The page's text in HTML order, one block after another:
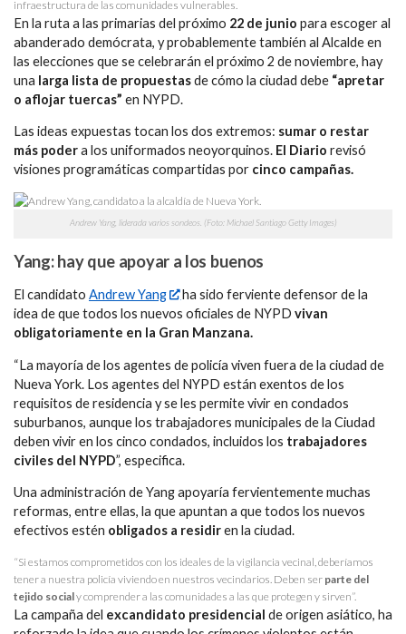
infraestructura de las comunidades vulnerables.
En la ruta a las primarias del próximo 22 de junio para escoger al
abanderado demócrata, y probablemente también al Alcalde en
las elecciones que se celebrarán el próximo 2 de noviembre, hay
una larga lista de propuestasde cómo la ciudad debe “apretar
o aflojar tuercas” en NYPD.
Las ideas expuestas tocan los dos extremos: sumar o restar
más podera los uniformados neoyorquinos. El Diario revisó
visiones programáticas compartidas por cinco campañas.
Andrew Yang, liderada varios sondeos. (Foto: Michael Santiago Getty Images)
Yang: hay que apoyar a los buenos
El candidato Andrew Yang
ha sido ferviente defensor de la
idea de que todos los nuevos oficiales de NYPD vivan
obligatoriamente en la Gran Manzana.
“La mayoría de los agentes de policía viven fuera de la ciudad de
Nueva York. Los agentes del NYPD están exentos de los
requisitos de residencia y se les permite vivir en condados
suburbanos, aunque los trabajadores municipales de la Ciudad
deben vivir en los cinco condados, incluidos los trabajadores
civiles del NYPD”, especifica.
Una administración de Yang apoyaría fervientemente muchas
reformas, entre ellas, la que apuntan a que todos los nuevos
efectivos estén obligados a residiren la ciudad.
“Si estamos comprometidos con los ideales de la vigilancia vecinal, deberíamos
tener a nuestra policía viviendo en nuestros vecindarios. Deben ser parte del
tejido socialy comprender a las comunidades a las que protegen y sirven”.
La campaña del excandidato presidencial de origen asiático, ha